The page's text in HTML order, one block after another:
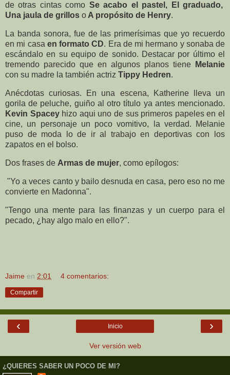
de otras cintas como Se acabo el pastel, El graduado,
Una jaula de grillos oA propósito de Henry.
La banda sonora, fue de las primerísimas que yo recuerdo
en mi casa en formato CD. Era de mi hermano y sonaba de
escándalo en su equipo de sonido. Destacar por último el
tremendo parecido que en algunos planos tiene
Melanie
con su madre la también actriz Tippy Hedren.
Anécdotas curiosas. En una escena, Katherine lleva un
gorila de peluche, guiño al otro título ya antes mencionado.
Kevin Spaceyhizo aqui uno de sus primeros papeles en el
cine, un personaje un poco vomitivo, la verdad. Melanie
puso de moda lo de ir al trabajo en deportivas con los
zapatos en el bolso.
Dos frases de Armas de mujer, como epílogos:
"Yo a veces canto y bailo desnuda en casa, pero eso no me
convierte en Madonna".
"Tengo una mente para las finanzas y un cuerpo para el
pecado, ¿hay algo malo en ello?".
Jaime en 2:01 4 comentarios:
Compartir
‹ ›
Inicio
Ver versión web
¿QUIERES SABER UN POCO DE MI?